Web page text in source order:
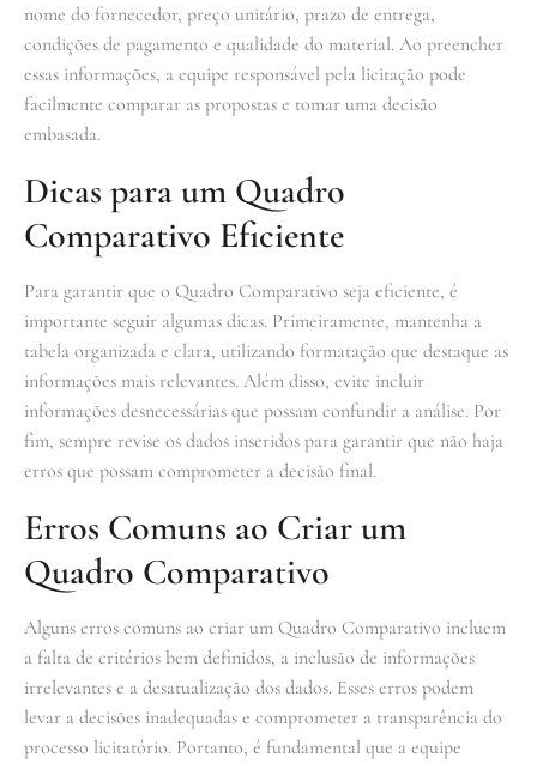
nome do fornecedor, preço unitário, prazo de entrega,
condições de pagamento e qualidade do material. Ao preencher
essas informações, a equipe responsável pela licitação pode
facilmente comparar as propostas e tomar uma decisão
embasada.
Dicas para um Quadro
Comparativo Eficiente
Para garantir que o Quadro Comparativo seja eficiente, é
importante seguir algumas dicas. Primeiramente, mantenha a
tabela organizada e clara, utilizando formatação que destaque as
informações mais relevantes. Além disso, evite incluir
informações desnecessárias que possam confundir a análise. Por
fim, sempre revise os dados inseridos para garantir que não haja
erros que possam comprometer a decisão final.
Erros Comuns ao Criar um
Quadro Comparativo
Alguns erros comuns ao criar um Quadro Comparativo incluem
a falta de critérios bem definidos, a inclusão de informações
irrelevantes e a desatualização dos dados. Esses erros podem
levar a decisões inadequadas e comprometer a transparência do
processo licitatório. Portanto, é fundamental que a equipe